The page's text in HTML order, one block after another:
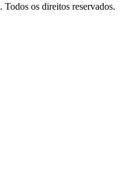
. Todos os direitos reservados.